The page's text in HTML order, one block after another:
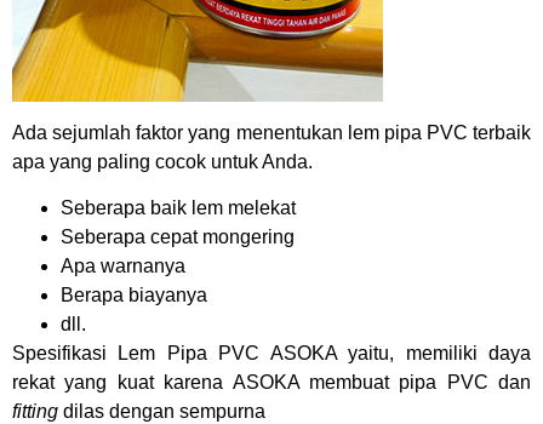
Ada sejumlah faktor yang menentukan lem pipa PVC terbaik
apa yang paling cocok untuk Anda.
Seberapa baik lem melekat
Seberapa cepat mongering
Apa warnanya
Berapa biayanya
dll.
Spesifikasi Lem Pipa PVC ASOKA yaitu, memiliki daya
rekat yang kuat karena ASOKAmembuat pipa PVC dan
fitting dilas dengan sempurna